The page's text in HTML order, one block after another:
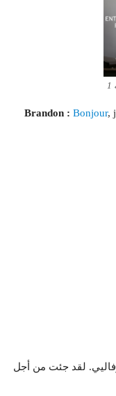
Brandon : Bonjour,
لقد جئت من أجل